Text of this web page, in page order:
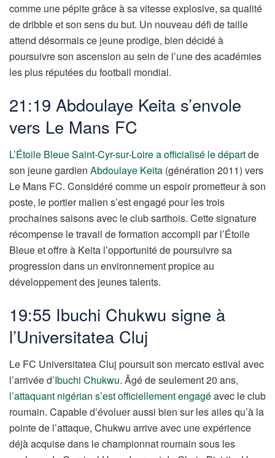
comme une pépite grâce à sa vitesse explosive, sa qualité
de dribble et son sens du but. Un nouveau défi de taille
attend désormais ce jeune prodige, bien décidé à
poursuivre son ascension au sein de l’une des académies
les plus réputées du football mondial.
21:19 Abdoulaye Keita s’envole
vers Le Mans FC
L’Étoile Bleue Saint-Cyr-sur-Loire a officialisé le départde
son jeune gardien Abdoulaye Keita (génération 2011) vers
Le Mans FC. Considéré comme un espoir prometteur à son
poste, le portier malien s’est engagé pour les trois
prochaines saisons avec le club sarthois. Cette signature
récompense le travail de formation accompli par l’Étoile
Bleue et offre à Keita l’opportunité de poursuivre sa
progression dans un environnement propice au
développement des jeunes talents.
19:55 Ibuchi Chukwu signe à
l’Universitatea Cluj
Le FC Universitatea Cluj poursuit son mercato estival avec
l’arrivée d’Ibuchi Chukwu. Âgé de seulement 20 ans,
l’attaquant nigérian s’est officiellement engagéavec le club
roumain. Capable d’évoluer aussi bien sur les ailes qu’à la
pointe de l’attaque, Chukwu arrive avec une expérience
déjà acquise dans le championnat roumain sous les